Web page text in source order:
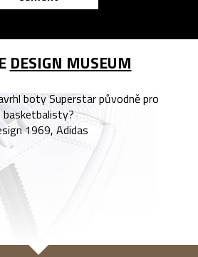
DESIGN MUSEUM
boty Superstar původně pro
basketbalisty?
1969, Adidas